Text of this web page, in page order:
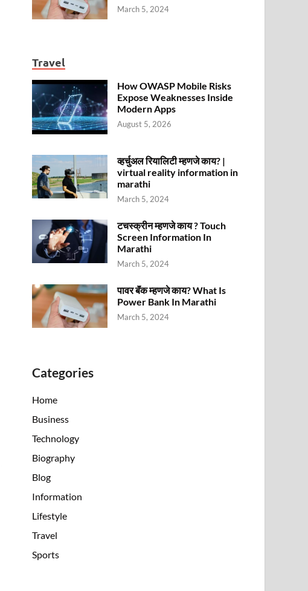
March 5, 2024
Travel
How OWASP Mobile Risks
Expose Weaknesses Inside
Modern Apps
August 5, 2026
व्हर्चुअल रियालिटी म्हणजे काय? |
virtual reality information in
marathi
March 5, 2024
टचस्क्रीन म्हणजे काय ? Touch
Screen Information In
Marathi
March 5, 2024
पावर बॅंक म्हणजे काय? What Is
Power Bank In Marathi
March 5, 2024
Categories
Home
Business
Technology
Biography
Blog
Information
Lifestyle
Travel
Sports